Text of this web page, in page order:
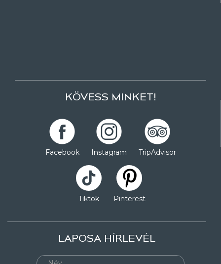
KÖVESS MINKET!
Facebook Instagram TripAdvisor
Tiktok Pinterest
LAPOSA HÍRLEVÉL